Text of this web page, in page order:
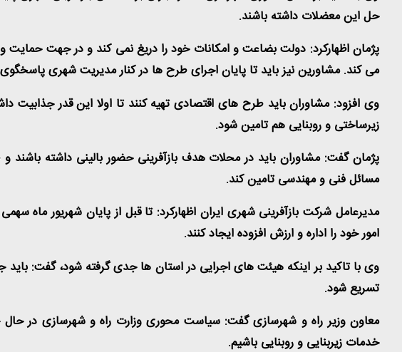
حل این معضلات داشته باشند.
پژمان اظهارکرد: دولت بضاعت و امکانات خود را دریغ نمی کند و در جهت
می کند. مشاورین نیز باید تا پایان اجرای طرح ها در کنار مدیریت شهری
وی افزود: مشاوران باید طرح های اقتصادی تهیه کنند تا اولا این قدر جذابیت
زیرساختی و روبنایی هم تامین شود.
پژمان گفت: مشاوران باید در محلات هدف بازآفرینی حضور بالینی داشته باشند
مسائل فنی و مهندسی تامین کند.
مدیرعامل شرکت بازآفرینی شهری ایران اظهارکرد: تا قبل از پایان شهریور ماه
امور خود را اداره و ارزش افزوده ایجاد کنند.
وی با تاکید بر اینکه هیئت های اجرایی در استان ها جدی گرفته شود، گفت:
تسریع شود.
معاون وزیر راه و شهرسازی گفت: سیاست محوری وزارت راه و شهرسازی در
خدمات زیربنایی و روبنایی باشیم.